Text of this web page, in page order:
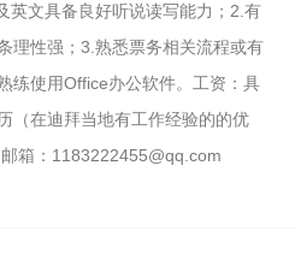
英文具备良好听说读写能力；2.有
理性强；3.熟悉票务相关流程或有
练使用Office办公软件。工资：具
（在迪拜当地有工作经验的的优
箱：1183222455@qq.com